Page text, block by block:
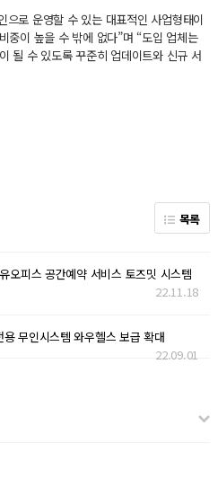
으로 운영할 수 있는 대표적인 사업형태이
중이 높을 수 밖에 없다”며 “도입 업체는
될 수 있도록 꾸준히 업데이트와 신규 서
목록
오피스 공간예약 서비스 토즈밋 시스템
22.11.18
무인시스템 와우헬스 보급 확대
22.09.01